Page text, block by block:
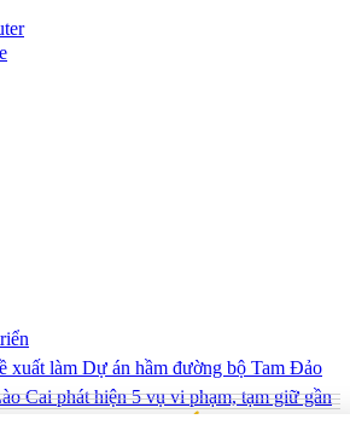
xuất làm Dự án hầm đường bộ Tam Đảo
Cai phát hiện 5 vụ vi phạm, tạm giữ gần